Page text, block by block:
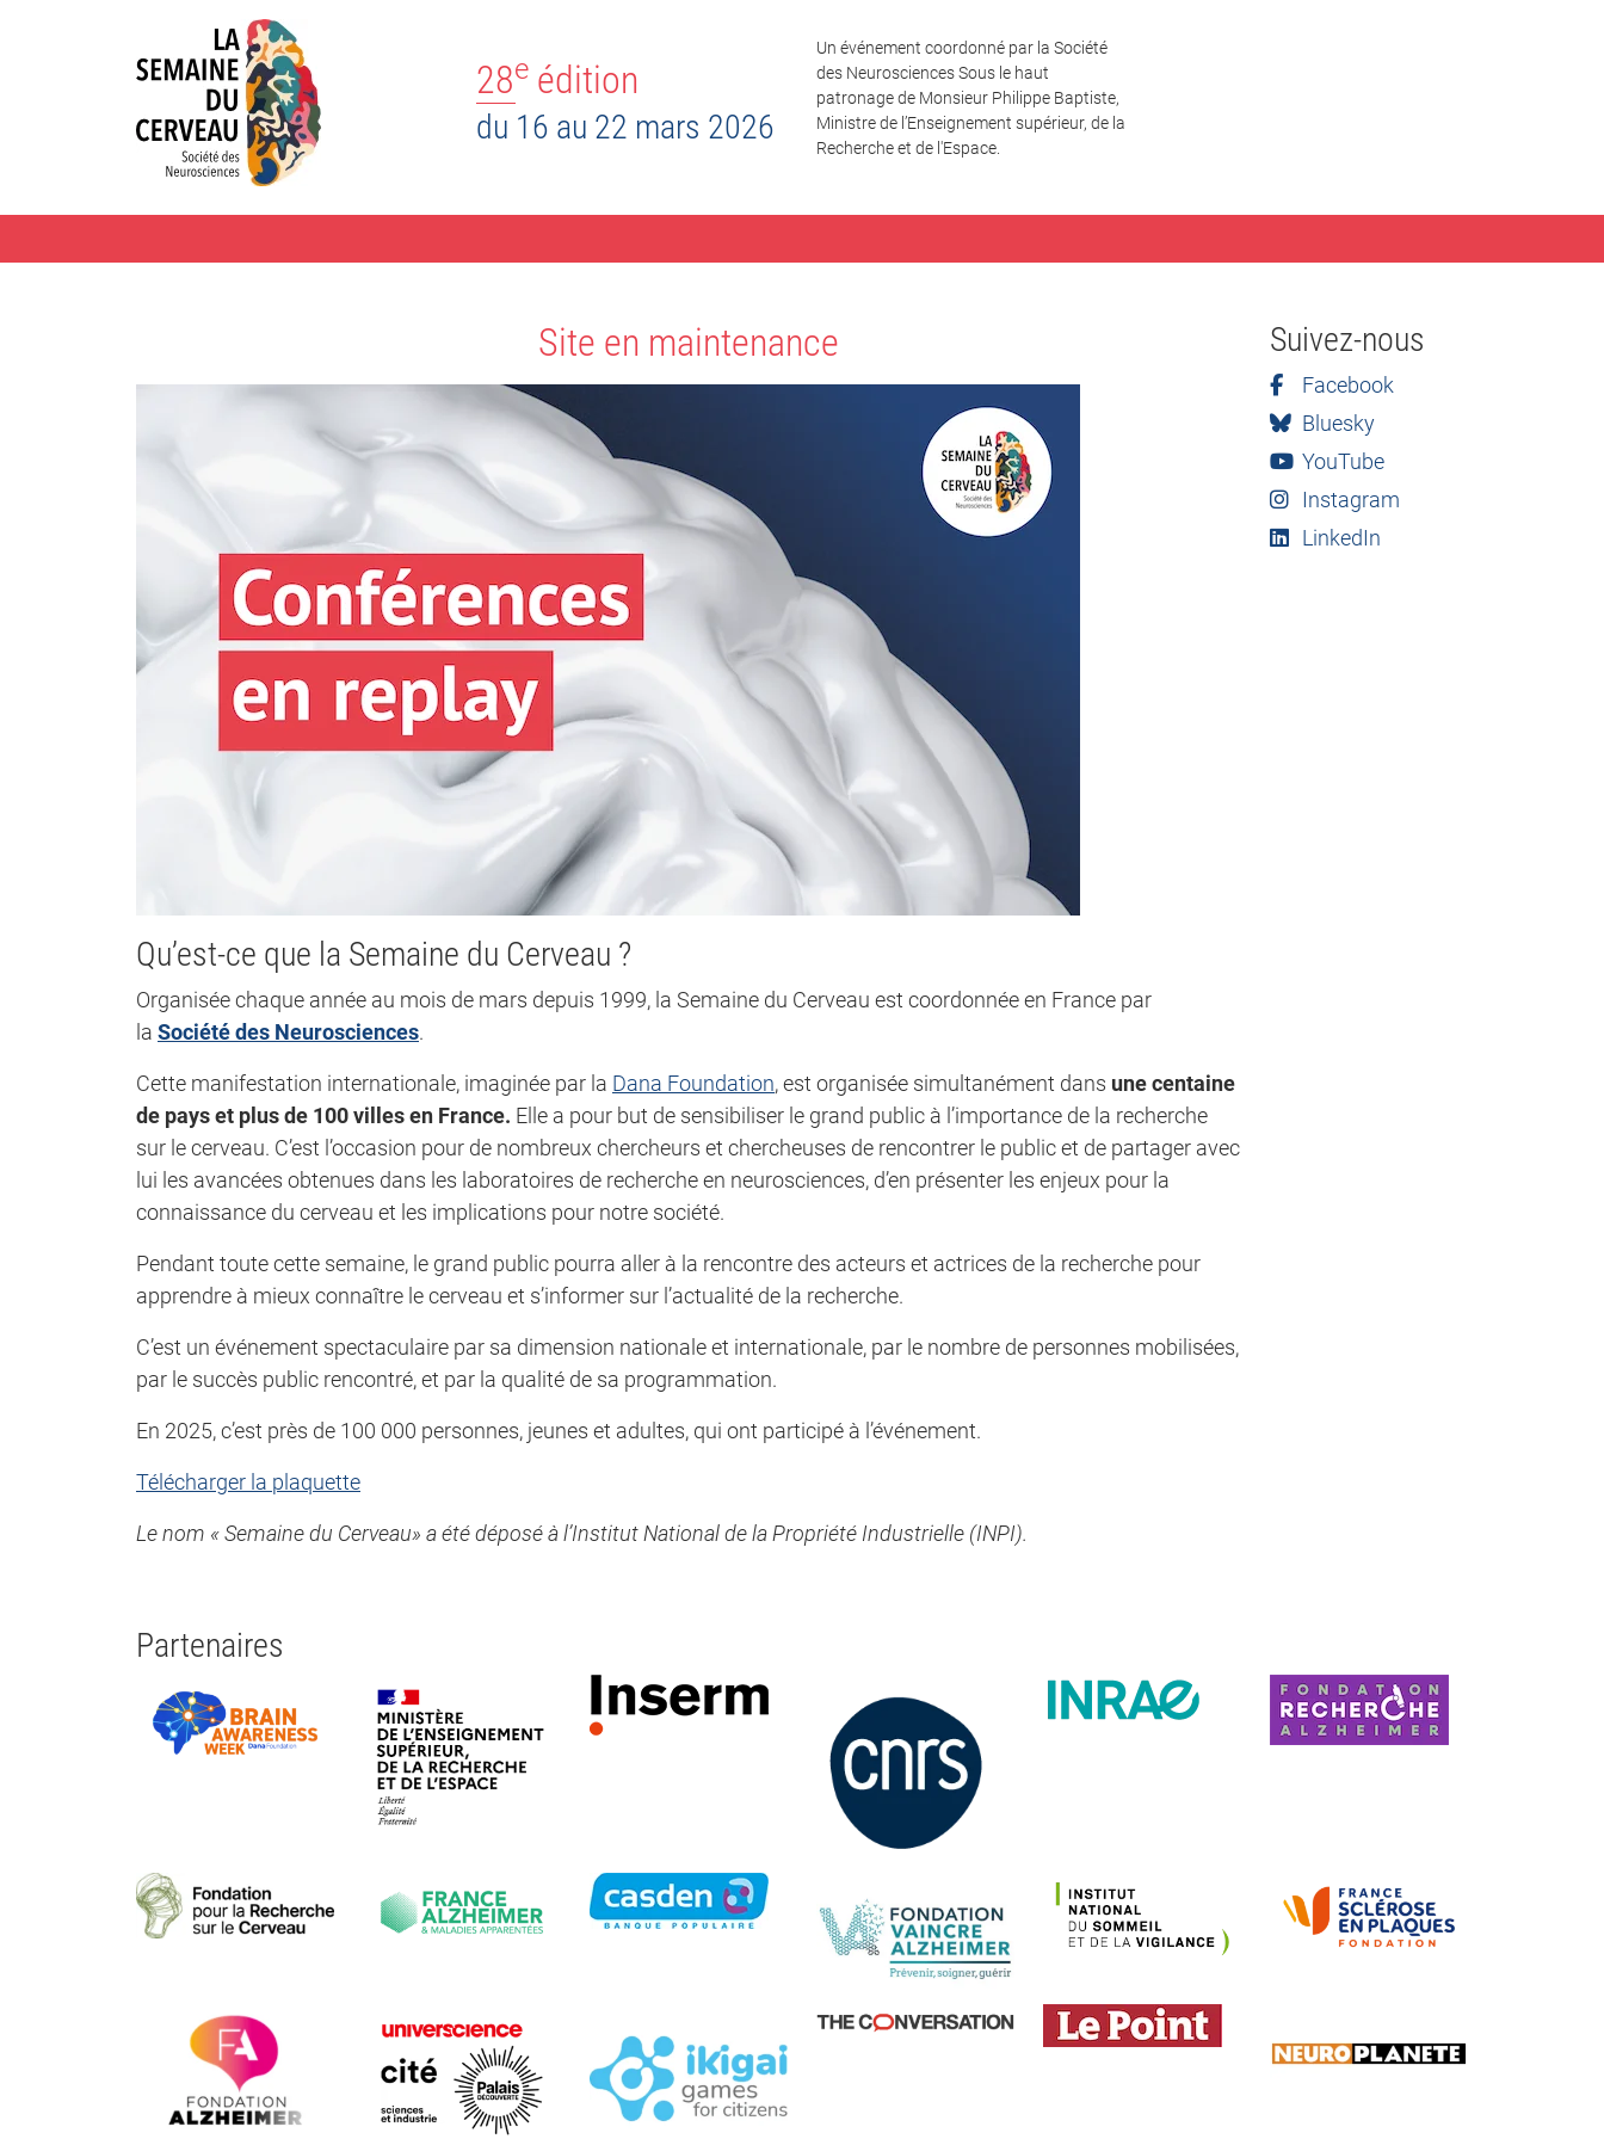
28e édition
du 16 au 22 mars 2026
Un événement coordonné par la Société
des Neurosciences Sous le haut
patronage de Monsieur Philippe Baptiste,
Ministre de l’Enseignement supérieur, de la
Recherche et de l'Espace.
Site en maintenance
Qu’est-ce que la Semaine du Cerveau ?
Organisée chaque année au mois de mars depuis 1999, la Semaine du Cerveau est coordonnée en France par
la Société des Neurosciences.
Cette manifestation internationale, imaginée par la Dana Foundation, est organisée simultanément dans une centaine
de pays et plus de 100 villes en France. Elle a pour but de sensibiliser le grand public à l’importance de la recherche
sur le cerveau. C’est l’occasion pour de nombreux chercheurs et chercheuses de rencontrer le public et de partager avec
lui les avancées obtenues dans les laboratoires de recherche en neurosciences, d’en présenter les enjeux pour la
connaissance du cerveau et les implications pour notre société.
Pendant toute cette semaine, le grand public pourra aller à la rencontre des acteurs et actrices de la recherche pour
apprendre à mieux connaître le cerveau et s’informer sur l’actualité de la recherche.
C’est un événement spectaculaire par sa dimension nationale et internationale, par le nombre de personnes mobilisées,
par le succès public rencontré, et par la qualité de sa programmation.
En 2025, c’est près de 100 000 personnes, jeunes et adultes, qui ont participé à l’événement.
Télécharger la plaquette
Le nom « Semaine du Cerveau» a été déposé à l’Institut National de la Propriété Industrielle (INPI).
Suivez-nous
Facebook
Bluesky
YouTube
Instagram
LinkedIn
Partenaires